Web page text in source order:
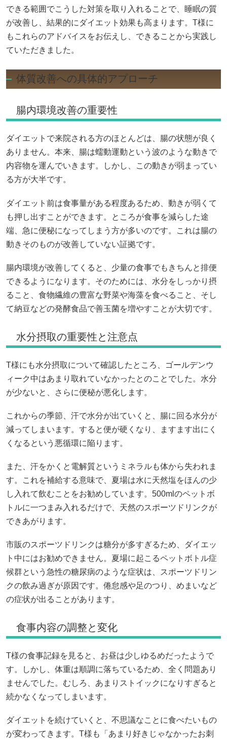
できる範囲でこうした対策を取り入れることで、睡眠の質
が改善し、結果的にダイエット効果も高まります。T様に
もこれらのアドバイスをお伝えし、できることから実践し
ていただきました。
体質改善への具体的アプローチ
腸内環境改善の重要性
ダイエットで来院される方のほとんどは、腸の状態が良く
ありません。本来、腸は蠕動運動という波のような動きで
内容物を運んでいきます。しかし、この動きが弱まってい
る方が大半です。
ダイエット前は食事量がある程度あるため、動きが弱くて
も押し出すことができます。ところが食事を減らした途
端、急に便秘になってしまう方が多いのです。これは腸の
動きそのものが改善していない証拠です。
腸内環境が改善してくると、少量の食事でもきちんと排便
できるようになります。そのためには、水分をしっかり摂
ること、食物繊維の豊富な野菜や海藻を食べること、そし
て納豆などの発酵食品で善玉菌を増やすことが大切です。
水分摂取の重要性と注意点
T様にも水分摂取について確認したところ、ゴールデンウ
ィーク中はあまり取れていなかったとのことでした。水分
が少ないと、さらに便秘が悪化します。
これからの季節、汗で水分が出ていくと、腸に回る水分が
減ってしまいます。すると便が硬くなり、ますます出にく
くなるという悪循環に陥ります。
また、汗をかくと電解質というミネラルも体から失われま
す。これを補給する意味で、夏場は水に天然塩をほんの少
し入れて飲むことをお勧めしています。500mlのペットボ
トルに一つまみ入れるだけで、天然のスポーツドリンクが
できあがります。
市販のスポーツドリンクは糖分が多すぎるため、ダイエッ
ト中にはお勧めできません。夏場に起こるペットボトル症
候群という急性の糖尿病のような症状は、スポーツドリン
クの飲み過ぎが原因です。倦怠感や足のつり、めまいなど
の症状が出ることがあります。
食事内容の調整と変化
T様の食事記録を見ると、お昼は少しゆるめだったようで
す。しかし、体重は順調に落ちているため、全く問題あり
ませんでした。むしろ、あまりストイックになりすぎると
続かなくなってしまいます。
ダイエットを続けていくと、不思議なことに食べたいもの
が変わってきます。T様も「あまり好きじゃなかったお刺